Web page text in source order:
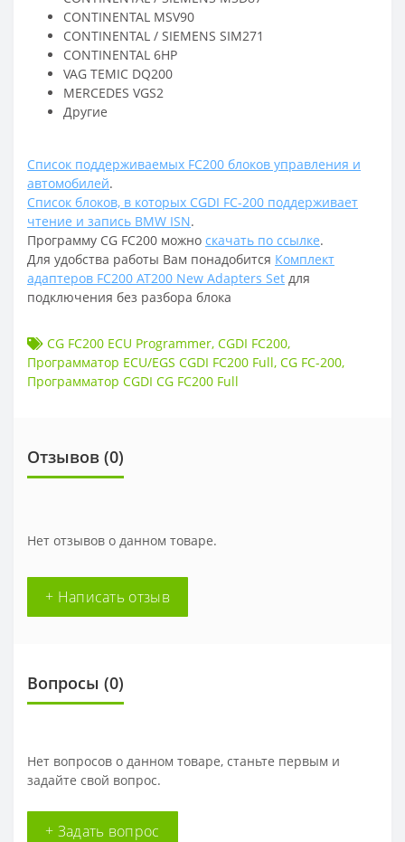
CONTINENTAL MSV90
CONTINENTAL / SIEMENS SIM271
CONTINENTAL 6HP
VAG TEMIC DQ200
MERCEDES VGS2
Другие
Список поддерживаемых FC200 блоков управления и
автомобилей.
Список блоков, в которых CGDI FC-200 поддерживает
чтение и запись BMW ISN.
Программу CG FC200 можно скачать по ссылке.
Для удобства работы Вам понадобится Комплект
адаптеров FC200 AT200 New Adapters Set для
подключения без разбора блока
CG FC200 ECU Programmer, CGDI FC200,
Программатор ECU/EGS CGDI FC200 Full, CG FC-200,
Программатор CGDI CG FC200 Full
Отзывов (0)
Нет отзывов о данном товаре.
+ Написать отзыв
Вопросы (0)
Нет вопросов о данном товаре, станьте первым и
задайте свой вопрос.
+ Задать вопрос